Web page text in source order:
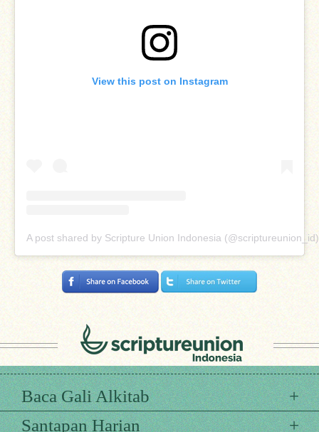
View this post on Instagram
A post shared by Scripture Union Indonesia (@scriptureunion_id)
Baca Gali Alkitab
Santapan Harian